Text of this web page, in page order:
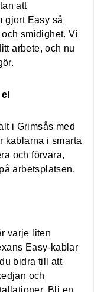
att
gjort Easy så
smidighet. Vi
arbete, och nu
i Grimsås med
kablarna i smarta
och förvara,
arbetsplatsen.
varje liten
Easy-kablar
bidra till att
och